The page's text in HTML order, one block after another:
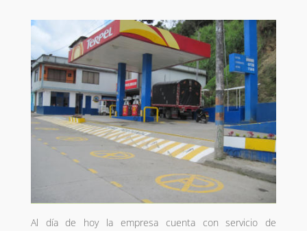
Al día de hoy la empresa cuenta con servicio de